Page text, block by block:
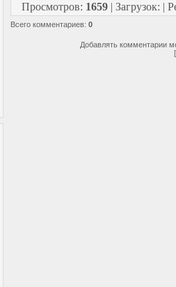
Просмотров: 1659 | Загрузок: |
Всего комментариев: 0
Добавлять комментарии